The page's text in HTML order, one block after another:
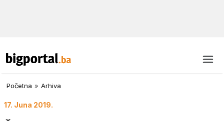
Početna » Arhiva
17. Juna 2019.